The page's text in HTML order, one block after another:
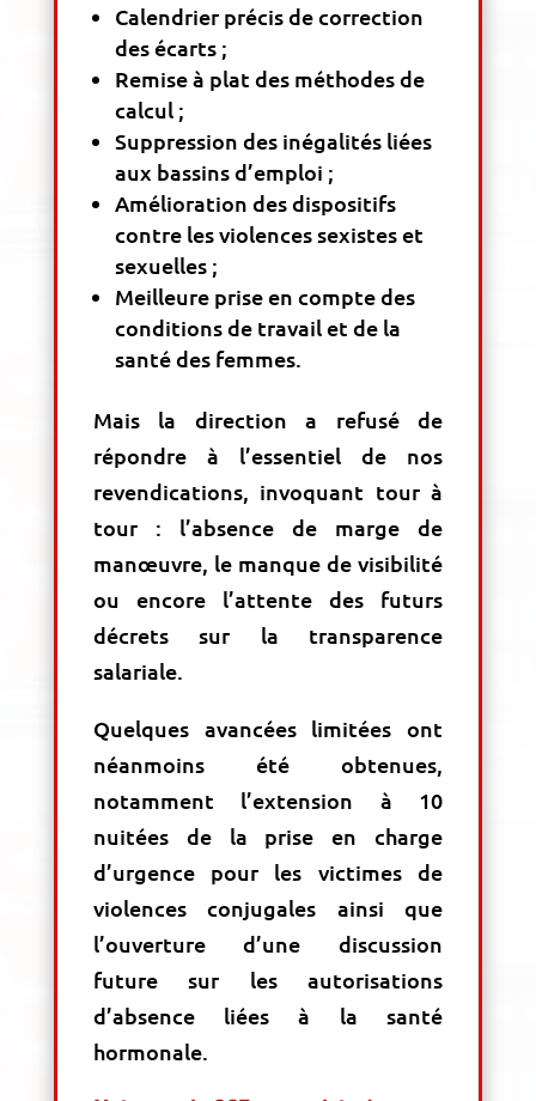
Calendrier précis de correction
des écarts ;
Remise à plat des méthodes de
calcul ;
Suppression des inégalités liées
aux bassins d’emploi ;
Amélioration des dispositifs
contre les violences sexistes et
sexuelles ;
Meilleure prise en compte des
conditions de travail et de la
santé des femmes.
Mais la direction a refusé de
répondre à l’essentiel de nos
revendications, invoquant tour à
tour : l’absence de marge de
manœuvre, le manque de visibilité
ou encore l’attente des futurs
décrets sur la transparence
salariale.
Quelques avancées limitées ont
néanmoins été obtenues,
notamment l’extension à 10
nuitées de la prise en charge
d’urgence pour les victimes de
violences conjugales ainsi que
l’ouverture d’une discussion
future sur les autorisations
d’absence liées à la santé
hormonale.